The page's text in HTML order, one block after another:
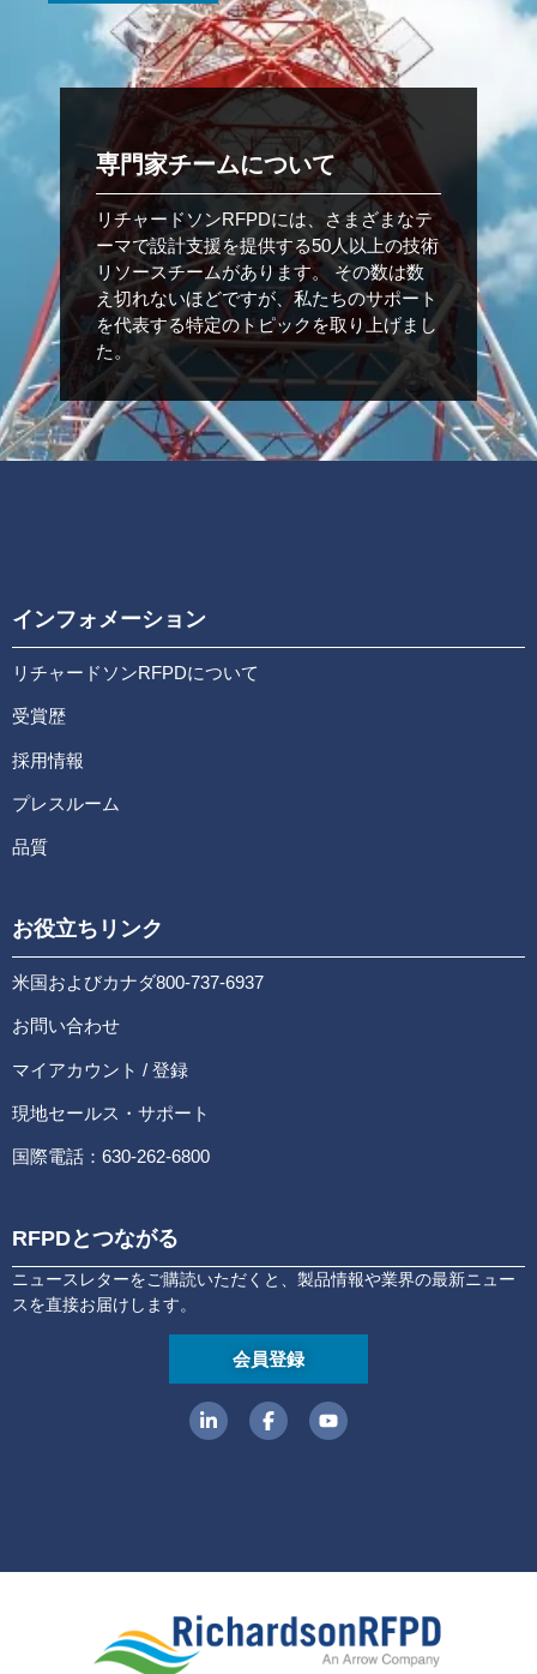
専門家チームについて
リチャードソンRFPDには、さまざまなテ
ーマで設計支援を提供する50人以上の技術
リソースチームがあります。 その数は数
え切れないほどですが、私たちのサポート
を代表する特定のトピックを取り上げまし
た。
インフォメーション
リチャードソンRFPDについて
受賞歴
採用情報
プレスルーム
品質
お役立ちリンク
米国およびカナダ800-737-6937
お問い合わせ
マイアカウント / 登録
現地セールス・サポート
国際電話：630-262-6800
RFPDとつながる
ニュースレターをご購読いただくと、製品情報や業界の最新ニュー
スを直接お届けします。
会員登録